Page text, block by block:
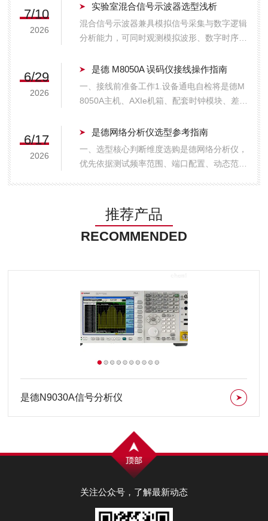
7/10
2026
实验室混合信号示波器选型浅析
混合信号示波器兼具模拟信号采集与数字逻辑
分析能力，可同时观测模拟波形、数字时序、
试、微电子测试、教学实验等实验室场景。相
较于传统纯模拟示波器，其功能更全面、适配
场景更广。实验室选型过程中，带宽、采样
6/29
2026
是德 M8050A 误码仪接线操作指南
一、接线前准备工作1.设备通电自检将是德M
8050A主机、AXIe机箱、配套时钟模块、差分
查机箱、PG码发生模块、EA误码接收模块面
板无破损、SMA/2.4mm射频接口无变形、针
芯凹陷；确认测试线缆、...
6/17
2026
是德网络分析仪选型参考指南
一、选型核心判断维度选购是德网络分析仪，
优先依据测试频率范围、端口配置、动态范
求。1.工作频率范围(第一选型标准)频率直接
决定可测试器件，是最关键指标：低频段(...
推荐产品
RECOMMENDED
是德N9030A信号分析仪
关注公众号，了解最新动态